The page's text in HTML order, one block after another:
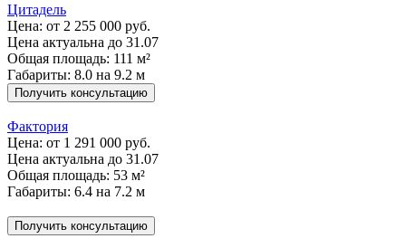
Цитадель
Цена: от 2 255 000 руб.
Цена актуальна до 31.07
Общая площадь: 111 м²
Габариты: 8.0 на 9.2 м
Получить консультацию
Фактория
Цена: от 1 291 000 руб.
Цена актуальна до 31.07
Общая площадь: 53 м²
Габариты: 6.4 на 7.2 м
Получить консультацию